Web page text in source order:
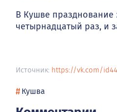
В Кушве празднование
четырнадцатый раз, и
Источник: https://vk.com/
# Кушва